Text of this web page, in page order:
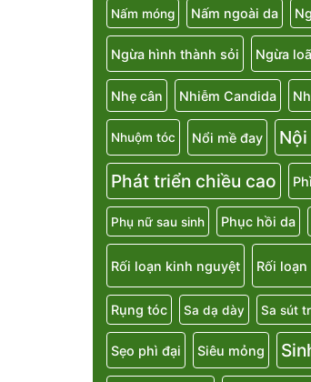
Nấm móng Nấm ngoài da
Ngừa hình thành sỏi Ngừa
Nhẹ cân Nhiễm Candida
Nhuộm tóc Nổi mề đay
Phát triển chiều cao
Phụ nữ sau sinh Phục hồi da
Rối loạn kinh nguyệt Rối
Rụng tóc Sa dạ dày Sa sút
Sẹo phì đại Siêu mỏng